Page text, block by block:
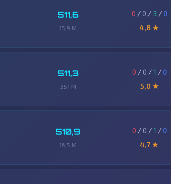
511,6
15,9 M
0 / 0 / 3 /0
4,8 ★
511,3
351 M
0 / 0 /1 /0
5,0 ★
510,9
16,5 M
0 / 0 /1 /0
4,7 ★